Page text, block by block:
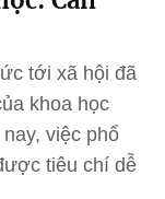
tới xã hội đã
khoa học
việc phổ
tiêu chí dễ